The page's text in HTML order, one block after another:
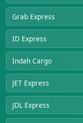
Grab Express
ID Express
Indah Cargo
JET Express
JDL Express